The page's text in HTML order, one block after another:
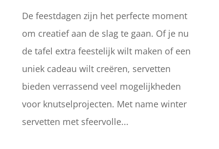
De feestdagen zijn het perfecte moment
om creatief aan de slag te gaan. Of je nu
de tafel extra feestelijk wilt maken of een
uniek cadeau wilt creëren, servetten
bieden verrassend veel mogelijkheden
voor knutselprojecten. Met name winter
servetten met sfeervolle...